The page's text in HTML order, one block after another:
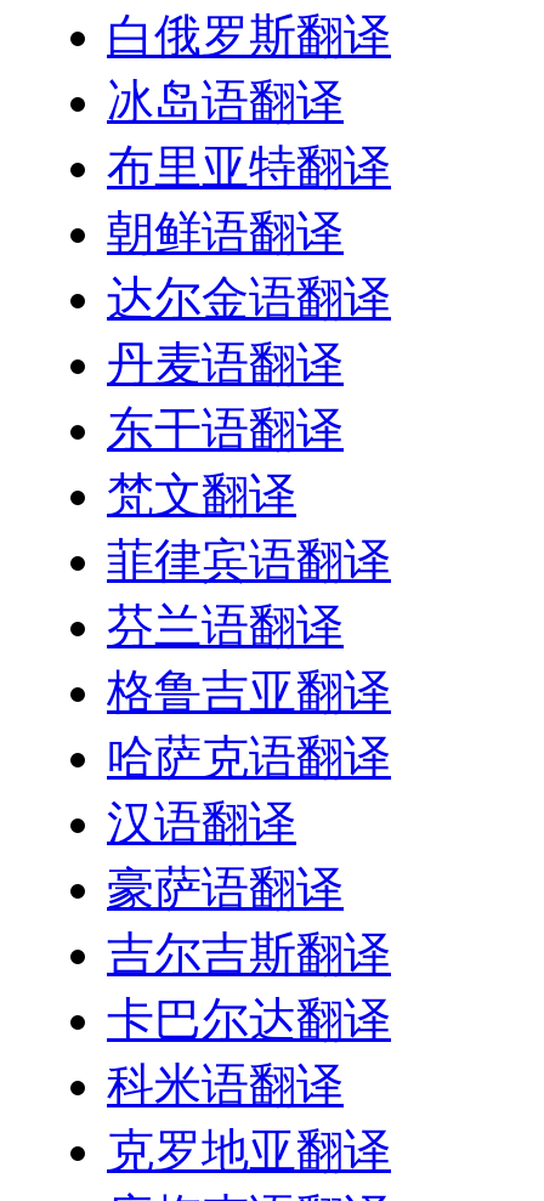
白俄罗斯翻译
冰岛语翻译
布里亚特翻译
朝鲜语翻译
达尔金语翻译
丹麦语翻译
东干语翻译
梵文翻译
菲律宾语翻译
芬兰语翻译
格鲁吉亚翻译
哈萨克语翻译
汉语翻译
豪萨语翻译
吉尔吉斯翻译
卡巴尔达翻译
科米语翻译
克罗地亚翻译